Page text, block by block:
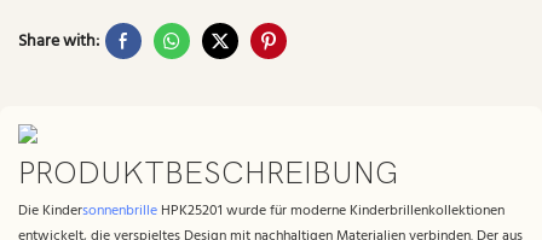
Share with:
PRODUKTBESCHREIBUNG
Die Kindersonnenbrille HPK25201 wurde für moderne Kinderbrillenkollektionen